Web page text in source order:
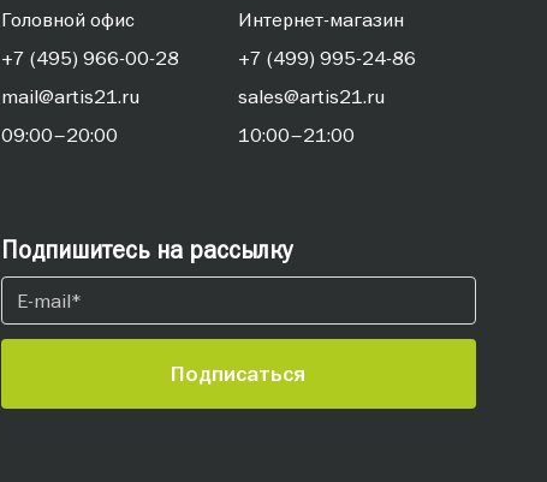
Головной офис
+7 (495) 966-00-28
mail@artis21.ru
09:00–20:00
Интернет-магазин
+7 (499) 995-24-86
sales@artis21.ru
10:00–21:00
Подпишитесь на рассылку
Подписаться